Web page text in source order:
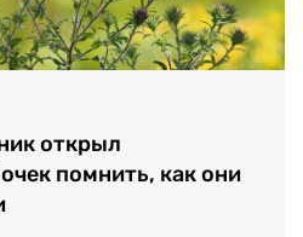
открыл
помнить, как они